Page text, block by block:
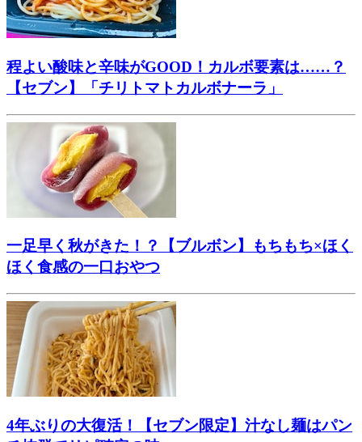
程よい酸味と辛味がGOOD！カルボ要素は……？
【セブン】「チリトマトカルボナーラ」
一足早く秋がきた！？【ブルボン】もちもち×ほく
ほく食感の一口おやつ
4年ぶりの大復活！【セブン限定】汁なし麺はパン